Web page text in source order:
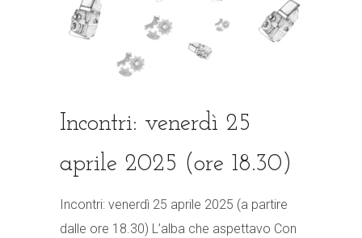
Incontri: venerdì 25
aprile 2025 (ore 18.30)
Incontri: venerdì 25 aprile 2025 (a partire
dalle ore 18.30) L’alba che aspettavo Con